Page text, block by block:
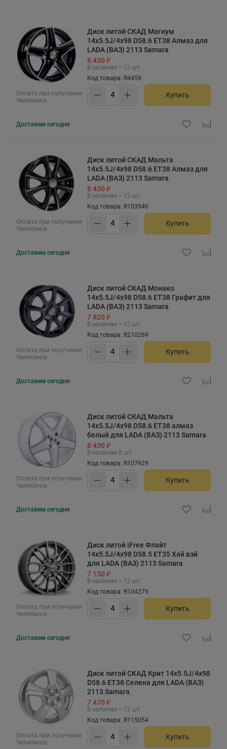
Оплата при получении
Челябинск
Диск литой СКАД Магнум
14x5.5J/4x98 D58.6 ET38 Алмаз для
LADA (ВАЗ) 2113 Samara
8 430 ₽
В наличии > 12 шт.
Код товара: R4459
Купить
Доставим сегодня
Оплата при получении
Челябинск
Диск литой СКАД Мальта
14x5.5J/4x98 D58.6 ET38 Алмаз для
LADA (ВАЗ) 2113 Samara
8 430 ₽
В наличии > 12 шт.
Код товара: R103940
Купить
Доставим сегодня
Оплата при получении
Челябинск
Диск литой СКАД Монако
14x5.5J/4x98 D58.6 ET38 Графит для
LADA (ВАЗ) 2113 Samara
7 820 ₽
В наличии > 12 шт.
Код товара: R210269
Купить
Доставим сегодня
Оплата при получении
Челябинск
Диск литой СКАД Мальта
14x5.5J/4x98 D58.6 ET38 алмаз
белый для LADA (ВАЗ) 2113 Samara
8 430 ₽
В наличии 8 шт.
Код товара: R107929
Купить
Доставим сегодня
Оплата при получении
Челябинск
Диск литой iFree Флайт
14x5.5J/4x98 D58.5 ET35 Хай вэй
для LADA (ВАЗ) 2113 Samara
7 150 ₽
В наличии > 12 шт.
Код товара: R104279
Купить
Доставим сегодня
Оплата при получении
Челябинск
Диск литой СКАД Крит 14x5.5J/4x98
D58.6 ET38 Селена для LADA (ВАЗ)
2113 Samara
7 470 ₽
В наличии > 12 шт.
Код товара: R115054
Купить